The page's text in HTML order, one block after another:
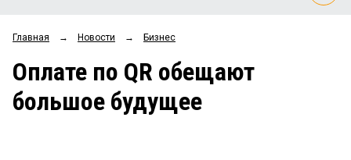
ОБЩЕСТВО
ЗАКОН
НОВОСТИ КОМПАНИЙ
Рейтинги
Главная → Новости → Бизнес
Оплате по QR обещают
большое будущее